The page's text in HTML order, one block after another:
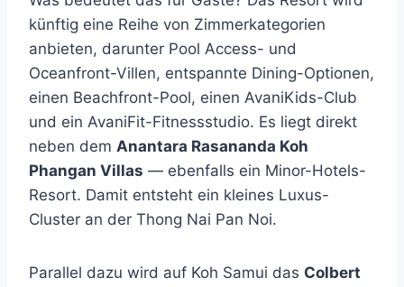
künftig eine Reihe von Zimmerkategorien
anbieten, darunter Pool Access- und
Oceanfront-Villen, entspannte Dining-Optionen,
einen Beachfront-Pool, einen AvaniKids-Club
und ein AvaniFit-Fitnessstudio. Es liegt direkt
neben dem Anantara Rasananda Koh
Phangan Villas — ebenfalls ein Minor-Hotels-
Resort. Damit entsteht ein kleines Luxus-
Cluster an der Thong Nai Pan Noi.
Parallel dazu wird auf Koh Samui das Colbert